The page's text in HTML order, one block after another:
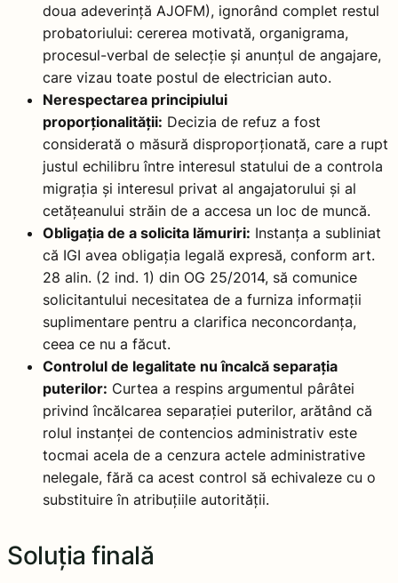
doua adeverință AJOFM), ignorând complet restul
probatoriului: cererea motivată, organigrama,
procesul-verbal de selecție și anunțul de angajare,
care vizau toate postul de electrician auto.
Nerespectarea principiului
proporționalității: Decizia de refuz a fost
considerată o măsură disproporționată, care a rupt
justul echilibru între interesul statului de a controla
migrația și interesul privat al angajatorului și al
cetățeanului străin de a accesa un loc de muncă.
Obligația de a solicita lămuriri: Instanța a subliniat
că IGI avea obligația legală expresă, conform art.
28 alin. (2 ind. 1) din OG 25/2014, să comunice
solicitantului necesitatea de a furniza informații
suplimentare pentru a clarifica neconcordanța,
ceea ce nu a făcut.
Controlul de legalitate nu încalcă separația
puterilor: Curtea a respins argumentul pârâtei
privind încălcarea separației puterilor, arătând că
rolul instanței de contencios administrativ este
tocmai acela de a cenzura actele administrative
nelegale, fără ca acest control să echivaleze cu o
substituire în atribuțiile autorității.
Soluția finală